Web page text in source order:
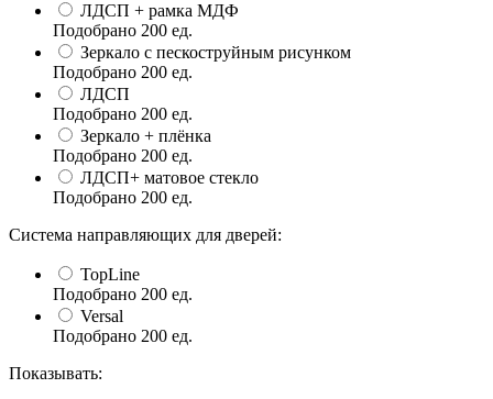
ЛДСП + рамка МДФ
Подобрано 200 ед.
Зеркало с пескоструйным рисунком
Подобрано 200 ед.
ЛДСП
Подобрано 200 ед.
Зеркало + плёнка
Подобрано 200 ед.
ЛДСП+ матовое стекло
Подобрано 200 ед.
Система направляющих для дверей:
TopLine
Подобрано 200 ед.
Versal
Подобрано 200 ед.
Показывать: